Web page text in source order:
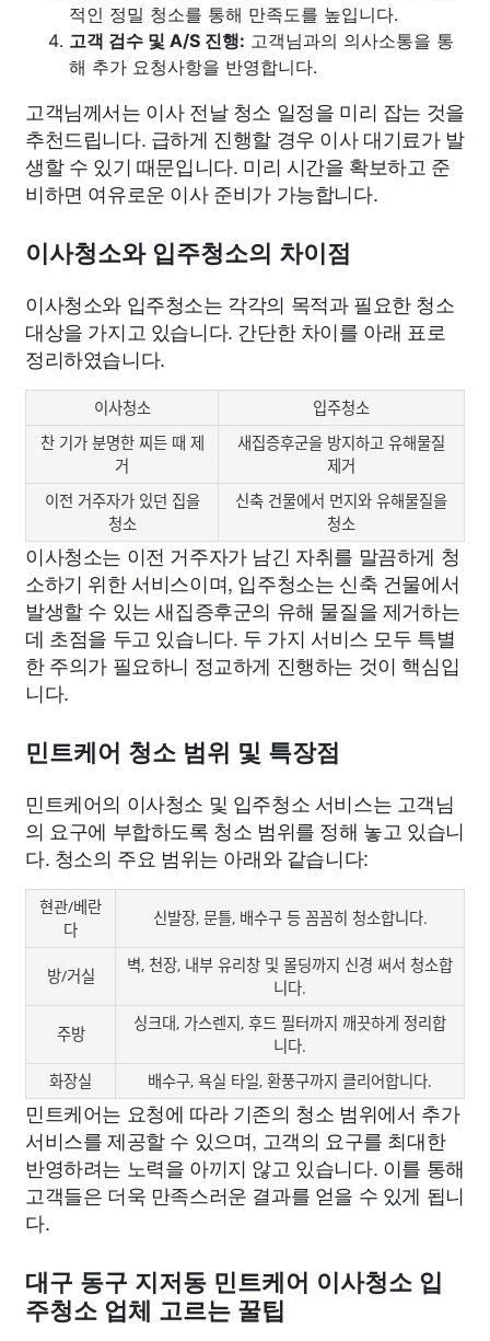
적인 정밀 청소를 통해 만족도를 높입니다.
고객 검수 및 A/S 진행: 고객님과의 의사소통을 통
해 추가 요청사항을 반영합니다.
고객님께서는 이사 전날 청소 일정을 미리 잡는 것을
추천드립니다. 급하게 진행할 경우 이사 대기료가 발
생할 수 있기 때문입니다. 미리 시간을 확보하고 준
비하면 여유로운 이사 준비가 가능합니다.
이사청소와 입주청소의 차이점
이사청소와 입주청소는 각각의 목적과 필요한 청소
대상을 가지고 있습니다. 간단한 차이를 아래 표로
정리하였습니다.
이사청소
입주청소
찬 기가 분명한 찌든 때 제
거
새집증후군을 방지하고 유해물질
제거
이전 거주자가 있던 집을
청소
신축 건물에서 먼지와 유해물질을
청소
이사청소는 이전 거주자가 남긴 자취를 말끔하게 청
소하기 위한 서비스이며, 입주청소는 신축 건물에서
발생할 수 있는 새집증후군의 유해 물질을 제거하는
데 초점을 두고 있습니다. 두 가지 서비스 모두 특별
한 주의가 필요하니 정교하게 진행하는 것이 핵심입
니다.
민트케어 청소 범위 및 특장점
민트케어의 이사청소 및 입주청소 서비스는 고객님
의 요구에 부합하도록 청소 범위를 정해 놓고 있습니
다. 청소의 주요 범위는 아래와 같습니다:
현관/베란
다
신발장, 문틀, 배수구 등 꼼꼼히 청소합니다.
방/거실
벽, 천장, 내부 유리창 및 몰딩까지 신경 써서 청소합
니다.
주방
싱크대, 가스렌지, 후드 필터까지 깨끗하게 정리합
니다.
화장실
배수구, 욕실 타일, 환풍구까지 클리어합니다.
민트케어는 요청에 따라 기존의 청소 범위에서 추가
서비스를 제공할 수 있으며, 고객의 요구를 최대한
반영하려는 노력을 아끼지 않고 있습니다. 이를 통해
고객들은 더욱 만족스러운 결과를 얻을 수 있게 됩니
다.
대구 동구 지저동 민트케어 이사청소 입
주청소 업체 고르는 꿀팁